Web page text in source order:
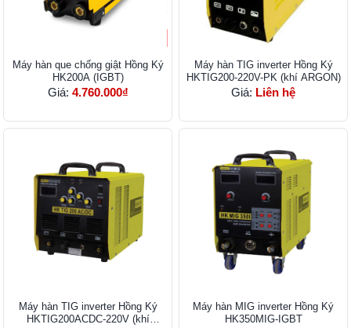
Máy hàn que chống giật Hồng Ký
HK200A (IGBT)
Giá: 4.760.000₫
Máy hàn TIG inverter Hồng Ký
HKTIG200-220V-PK (khí ARGON)
Giá: Liên hệ
Máy hàn TIG inverter Hồng Ký
HKTIG200ACDC-220V (khí
Máy hàn MIG inverter Hồng Ký
HK350MIG-IGBT